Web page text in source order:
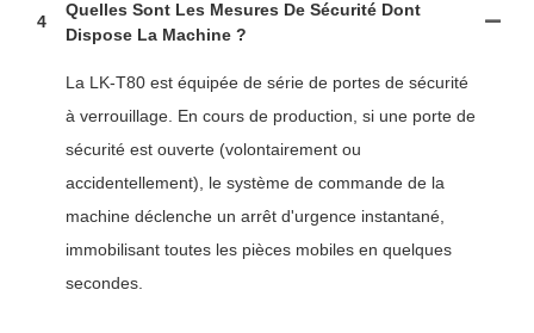
4
Quelles Sont Les Mesures De Sécurité Dont
Dispose La Machine ?
La LK-T80 est équipée de série de portes de sécurité
à verrouillage. En cours de production, si une porte de
sécurité est ouverte (volontairement ou
accidentellement), le système de commande de la
machine déclenche un arrêt d'urgence instantané,
immobilisant toutes les pièces mobiles en quelques
secondes.